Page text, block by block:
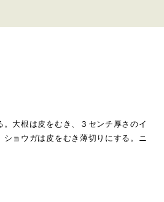
。大根は皮をむき、３センチ厚さのイ
ショウガは皮をむき薄切りにする。ニ